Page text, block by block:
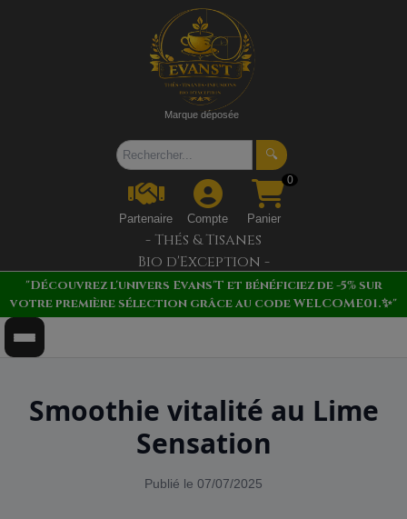
Marque déposée
🔍
Partenaire Compte
0
Panier
- Thés & Tisanes
Bio d'Exception -
"Découvrez l'univers Evans'T et bénéficiez de -5% sur
votre première sélection grâce au code WELCOME01.✨"
Smoothie vitalité au Lime
Sensation
Publié le 07/07/2025